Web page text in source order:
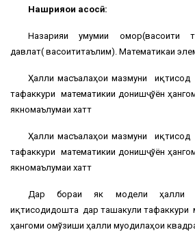
Нашрияҳои асосӣ:
Назарияи умумии омор(васоити
давлатӣ( васоититаълимӣ). Математикаи
Ҳалли масъалаҳои мазмуни
тафаккури математикии донишҷўён
якномаълумаи хаттӣ
Ҳалли масъалаҳои мазмуни
тафаккури математикии донишҷўён
якномаълумаи хаттӣ
Дар бораи як модели ҳалли
иқтисодидошта дар ташакули тафаккури
ҳангоми омўзиши ҳалли муодилаҳои